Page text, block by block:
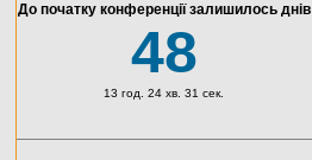
До початку конференції залишилось днів
48
13 год. 24 хв. 30 сек.